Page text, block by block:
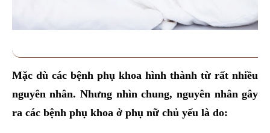
Mặc dù các bệnh phụ khoa hình thành từ rất nhiều
nguyên nhân. Nhưng nhìn chung, nguyên nhân gây
ra các bệnh phụ khoa ở phụ nữ chủ yếu là do: